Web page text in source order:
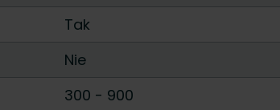
Tak
Nie
300 - 900